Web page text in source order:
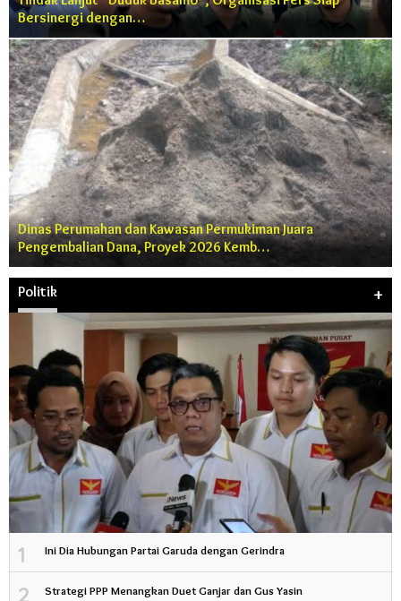
Bersinergi dengan…
Dinas Perumahan dan Kawasan Permukiman Juara
Pengembalian Dana, Proyek 2026 Kemb…
Politik +
1 Ini Dia Hubungan Partai Garuda dengan Gerindra
2 Strategi PPP Menangkan Duet Ganjar dan Gus Yasin